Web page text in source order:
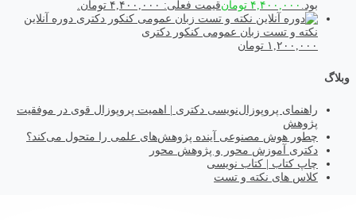
بود. ۴,۴۰۰,۰۰۰ تومانقیمت فعلی: ۴,۴۰۰,۰۰۰ تومان.
دوره آنلاین
نکته و تست زبان عمومی کنکور دکتری
۱,۲۰۰,۰۰۰ تومان
وبلاگ
راهنمای پروپوزال‌نویسی دکتری | اهمیت پروپوزال قوی در موفقیت
پژوهش
چطور هوش مصنوعی آینده پژوهش‌های علمی را متحول می‌کند؟
دکتری آموزش محور و پژوهش محور
چاپ کتاب | کتاب نویسی
کلاس های نکته و تست